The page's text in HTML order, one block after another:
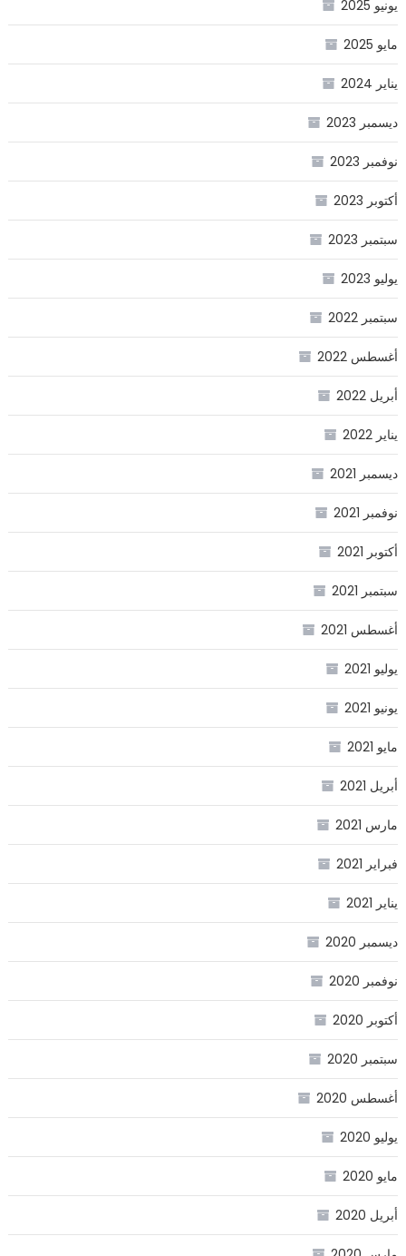
يونيو 2025
مايو 2025
يناير 2024
ديسمبر 2023
نوفمبر 2023
أكتوبر 2023
سبتمبر 2023
يوليو 2023
سبتمبر 2022
أغسطس 2022
أبريل 2022
يناير 2022
ديسمبر 2021
نوفمبر 2021
أكتوبر 2021
سبتمبر 2021
أغسطس 2021
يوليو 2021
يونيو 2021
مايو 2021
أبريل 2021
مارس 2021
فبراير 2021
يناير 2021
ديسمبر 2020
نوفمبر 2020
أكتوبر 2020
سبتمبر 2020
أغسطس 2020
يوليو 2020
مايو 2020
أبريل 2020